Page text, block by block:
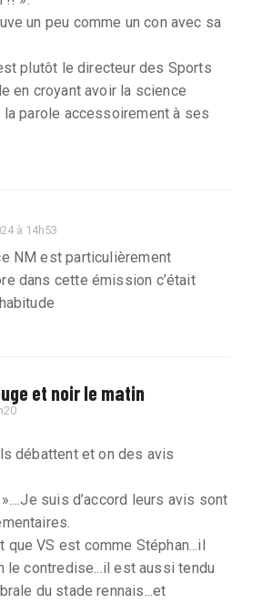
un peu comme un con avec sa
plutôt le directeur des Sports
en croyant avoir la science
parole accessoirement à ses
à 14h53
NM est particulièrement
dans cette émission c’était
et noir le matin
débattent et on des avis
suis d’accord leurs avis sont
que VS est comme Stéphan...il
le contredise...il est aussi tendu
du stade rennais...et